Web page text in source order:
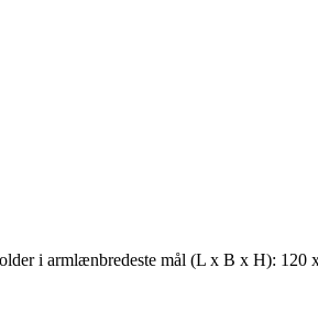
i armlænbredeste mål (L x B x H): 120